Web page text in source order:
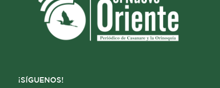
¡SÍGUENOS!